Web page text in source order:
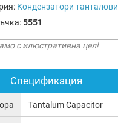
Кондензатори танталови
5551
с илюстративна цел!
Спецификация
Tantalum Capacitor